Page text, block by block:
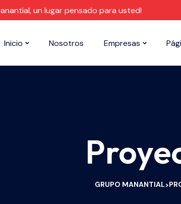
un lugar pensado para usted!
Inicio Nosotros Empresas
GRUPO MANANTIAL>